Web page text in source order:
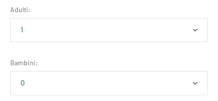
Adulti:
Bambini: